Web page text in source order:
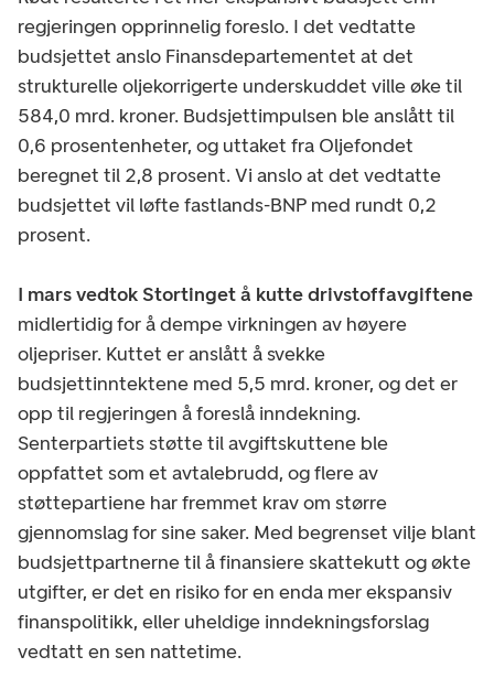
regjeringen opprinnelig foreslo. I det vedtatte
budsjettet anslo Finansdepartementet at det
strukturelle oljekorrigerte underskuddet ville øke til
584,0 mrd. kroner. Budsjettimpulsen ble anslått til
0,6 prosentenheter, og uttaket fra Oljefondet
beregnet til 2,8 prosent. Vi anslo at det vedtatte
budsjettet vil løfte fastlands-BNP med rundt 0,2
prosent.
I mars vedtok Stortinget å kutte drivstoffavgiftene
midlertidig for å dempe virkningen av høyere
oljepriser. Kuttet er anslått å svekke
budsjettinntektene med 5,5 mrd. kroner, og det er
opp til regjeringen å foreslå inndekning.
Senterpartiets støtte til avgiftskuttene ble
oppfattet som et avtalebrudd, og flere av
støttepartiene har fremmet krav om større
gjennomslag for sine saker. Med begrenset vilje blant
budsjettpartnerne til å finansiere skattekutt og økte
utgifter, er det en risiko for en enda mer ekspansiv
finanspolitikk, eller uheldige inndekningsforslag
vedtatt en sen nattetime.